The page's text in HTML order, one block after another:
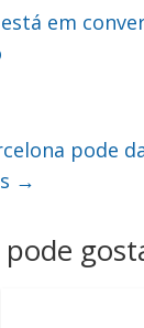
em
pode
→